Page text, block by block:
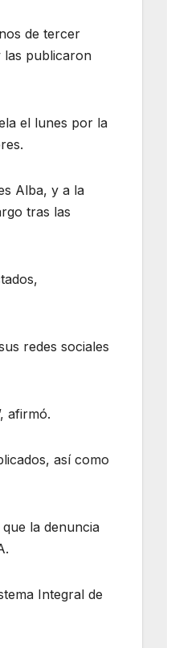
de tercer
las publicaron
el lunes por la
Alba, y a la
tras las
redes sociales
afirmó.
así como
la denuncia
Integral de